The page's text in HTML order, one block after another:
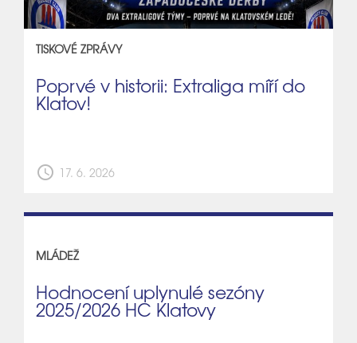
TISKOVÉ ZPRÁVY
Poprvé v historii: Extraliga míří do
Klatov!
schedule 17. 6. 2026
MLÁDEŽ
Hodnocení uplynulé sezóny
2025/2026 HC Klatovy